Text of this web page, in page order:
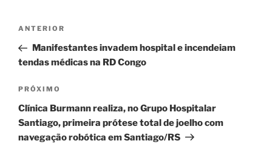
Navegação
Post
Post
anterior
ANTERIOR
Manifestantes invadem hospital e incendeiam
tendas médicas na RD Congo
Próximo
post
PRÓXIMO
Clínica Burmann realiza, no Grupo Hospitalar
Santiago, primeira prótese total de joelho com
navegação robótica em Santiago/RS